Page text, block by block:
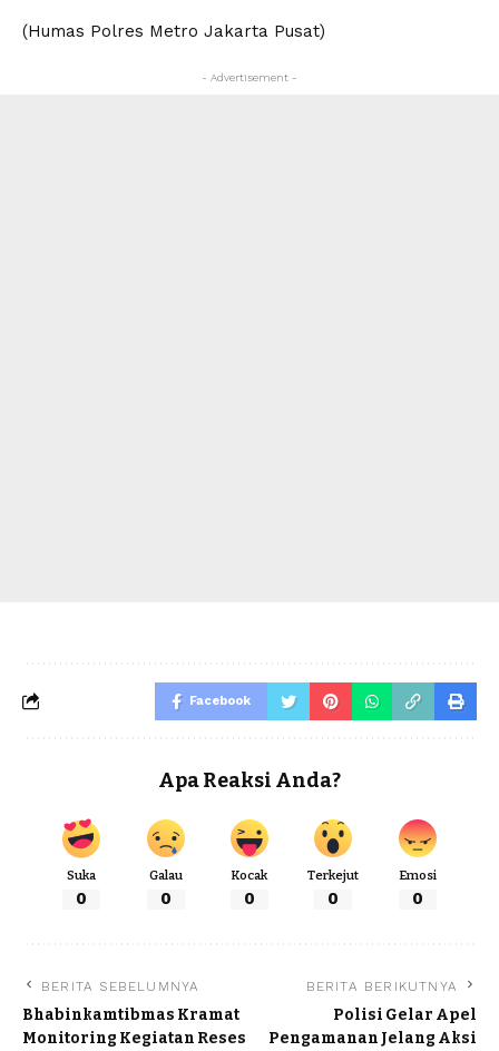
(Humas Polres Metro Jakarta Pusat)
- Advertisement -
Facebook
Apa Reaksi Anda?
Suka
0
Galau
0
Kocak
0
Terkejut
0
Emosi
0
BERITA SEBELUMNYA
Bhabinkamtibmas Kramat
Monitoring Kegiatan Reses
BERITA BERIKUTNYA
Polisi Gelar Apel
Pengamanan Jelang Aksi